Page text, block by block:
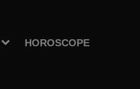
HOROSCOPE